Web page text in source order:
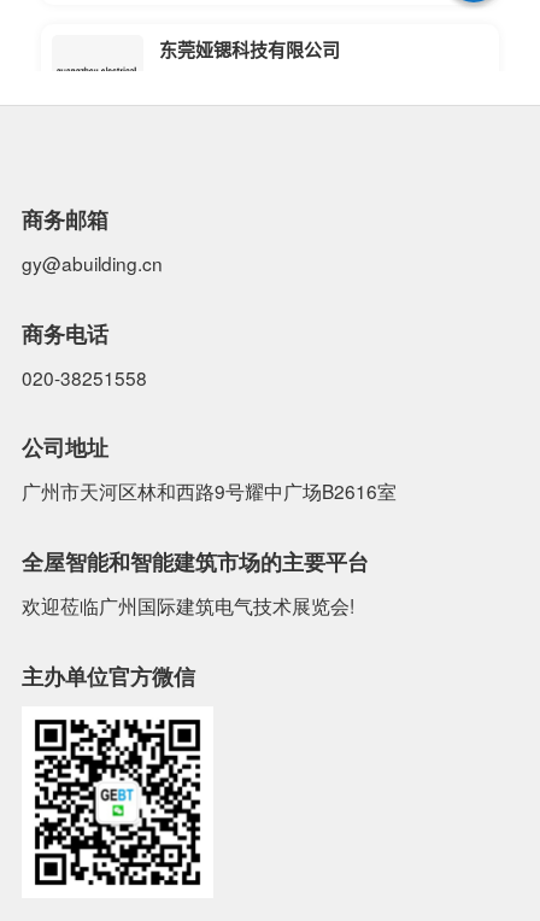
商务邮箱
gy@abuilding.cn
商务电话
020-38251558
公司地址
广州市天河区林和西路9号耀中广场B2616室
全屋智能和智能建筑市场的主要平台
欢迎莅临广州国际建筑电气技术展览会!
主办单位官方微信